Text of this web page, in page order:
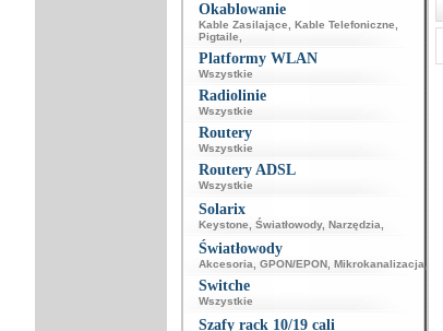
Okablowanie
Kable Zasilające Kable Telefoniczne
Pigtaile
Platformy WLAN
Wszystkie
Radiolinie
Wszystkie
Routery
Wszystkie
Routery ADSL
Wszystkie
Solarix
Keystone Światłowody, Narzędzia
Światłowody
Akcesoria GPON/EPON, Mikrokanalizacja
Switche
Wszystkie
Szafy rack 10/19 cali